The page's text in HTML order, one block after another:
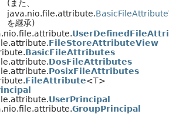
(また、
java.nio.file.attribute.
を継承)
FileStoreAttributeView
BasicFileAttributes
DosFileAttributes
PosixFileAttributes
FileAttribute<T>
UserPrincipal
GroupPrincipal